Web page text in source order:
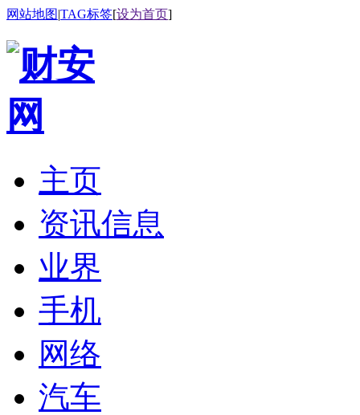
网站地图|TAG标签[设为首页]
主页
资讯信息
业界
手机
网络
汽车